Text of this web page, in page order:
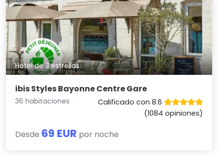
Hotel de 3 estrellas
ibis Styles Bayonne Centre Gare
36 habitaciones
Calificado con 8.6
(1084 opiniones)
Desde 69 EUR por noche